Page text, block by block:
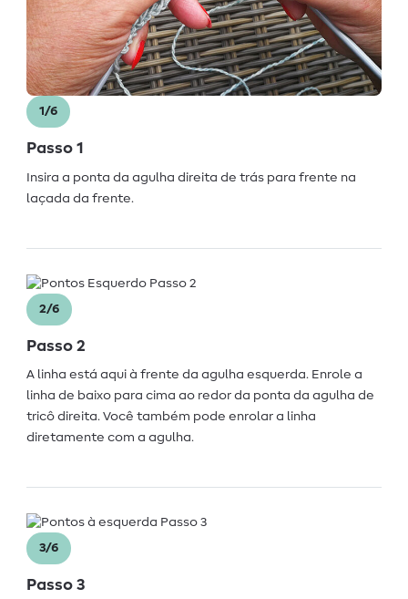
1/6
Passo 1
Insira a ponta da agulha direita de trás para frente na
laçada da frente.
2/6
Passo 2
A linha está aqui à frente da agulha esquerda. Enrole a
linha de baixo para cima ao redor da ponta da agulha de
tricô direita. Você também pode enrolar a linha
diretamente com a agulha.
3/6
Passo 3